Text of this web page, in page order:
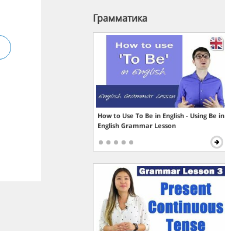
Грамматика
How to Use To Be in English - Using Be in
English Grammar Lesson